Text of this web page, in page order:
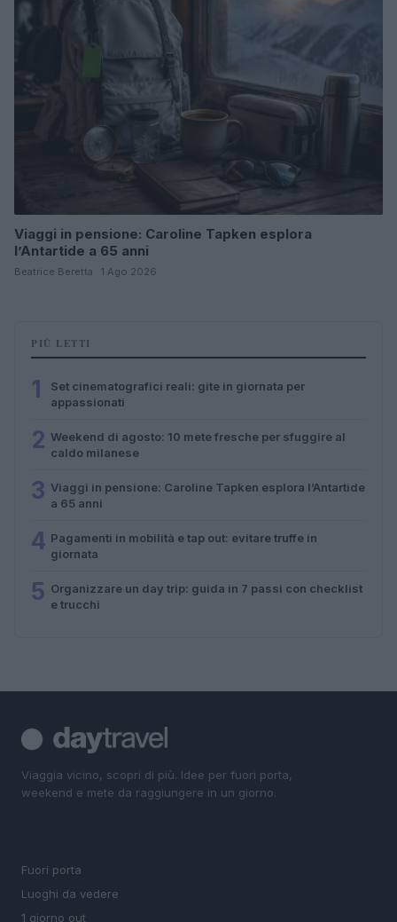
Viaggi in pensione: Caroline Tapken esplora
l’Antartide a 65 anni
Beatrice Beretta · 1 Ago 2026
PIÙ LETTI
1
Set cinematografici reali: gite in giornata per
appassionati
2 Weekend di agosto: 10 mete fresche per sfuggire al
caldo milanese
3 Viaggi in pensione: Caroline Tapken esplora l’Antartide
a 65 anni
4 Pagamenti in mobilità e tap out: evitare truffe in
giornata
5 Organizzare un day trip: guida in 7 passi con checklist
e trucchi
Viaggia vicino, scopri di più. Idee per fuori porta,
weekend e mete da raggiungere in un giorno.
Fuori porta
Luoghi da vedere
1 giorno out